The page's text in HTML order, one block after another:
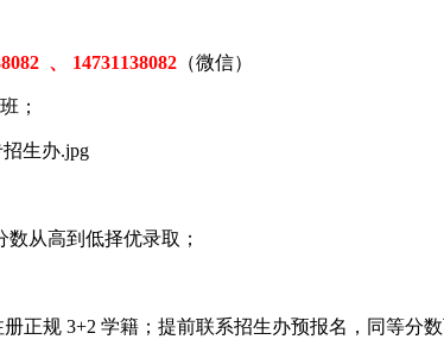
、 14731138082 （微信）
；
从高到低择优录取；
规 3+2 学籍；提前联系招生办预报名，同等分数